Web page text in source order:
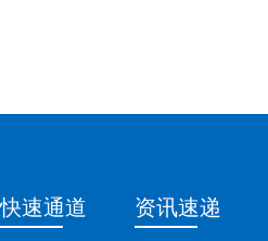
快速通道 资讯速递